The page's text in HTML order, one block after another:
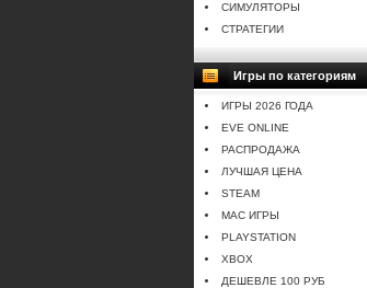
СИМУЛЯТОРЫ
СТРАТЕГИИ
Игры по категориям
ИГРЫ 2026 ГОДА
EVE ONLINE
РАСПРОДАЖА
ЛУЧШАЯ ЦЕНА
STEAM
MAC ИГРЫ
PLAYSTATION
XBOX
ДЕШЕВЛЕ 100 РУБ